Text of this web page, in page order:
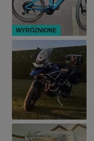
WYRÓŻNIONE